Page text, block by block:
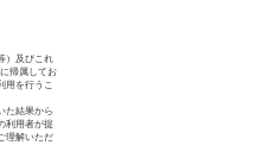
）及びこれ
帰属してお
用を行うこ
た結果から
利用者が提
理解いただ